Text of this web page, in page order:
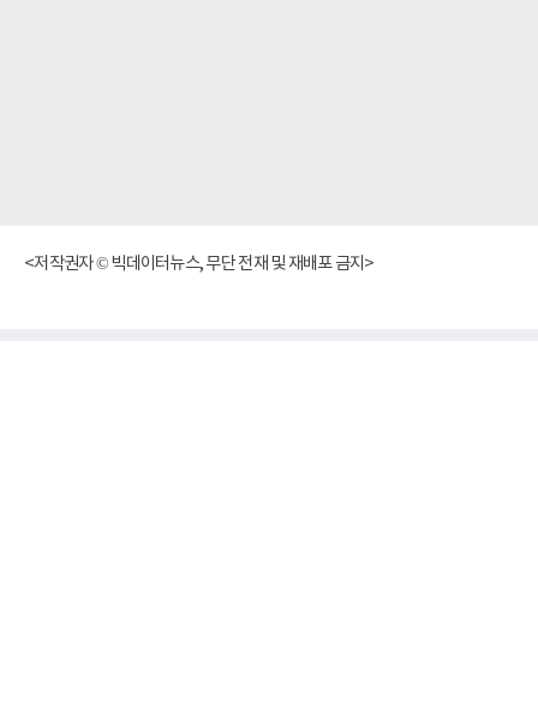
<저작권자 © 빅데이터뉴스, 무단 전재 및 재배포 금지>